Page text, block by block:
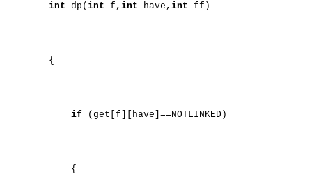
int dp( int f, int have, int ff)
{
if (get[f][have]==NOTLINKED)
{